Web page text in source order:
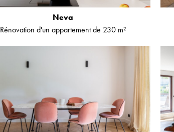
Neva
Rénovation d'un appartement de 230 m²